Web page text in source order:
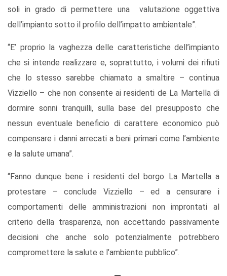
soli in grado di permettere una valutazione oggettiva
dell’impianto sotto il profilo dell’impatto ambientale”.
“E’ proprio la vaghezza delle caratteristiche dell’impianto
che si intende realizzare e, soprattutto, i volumi dei rifiuti
che lo stesso sarebbe chiamato a smaltire – continua
Vizziello – che non consente ai residenti de La Martella di
dormire sonni tranquilli, sulla base del presupposto che
nessun eventuale beneficio di carattere economico può
compensare i danni arrecati a beni primari come l’ambiente
e la salute umana”.
“Fanno dunque bene i residenti del borgo La Martella a
protestare – conclude Vizziello – ed a censurare i
comportamenti delle amministrazioni non improntati al
criterio della trasparenza, non accettando passivamente
decisioni che anche solo potenzialmente potrebbero
compromettere la salute e l’ambiente pubblico”.